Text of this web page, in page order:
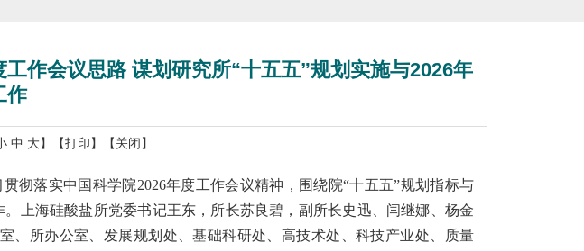
作会议思路 谋划研究所“十五五”规划实施与2026年
作
中 大】 【打印】 【关闭】
彻落实中国科学院2026年度工作会议精神，围绕院“十五五”规划指标与
。上海硅酸盐所党委书记王东，所长苏良碧，副所长史迅、闫继娜、杨金
、所办公室、发展规划处、基础科研处、高技术处、科技产业处、质量